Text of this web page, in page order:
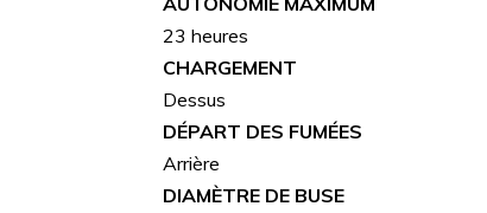
23 heures
CHARGEMENT
Dessus
DÉPART DES FUMÉES
Arrière
DIAMÈTRE DE BUSE